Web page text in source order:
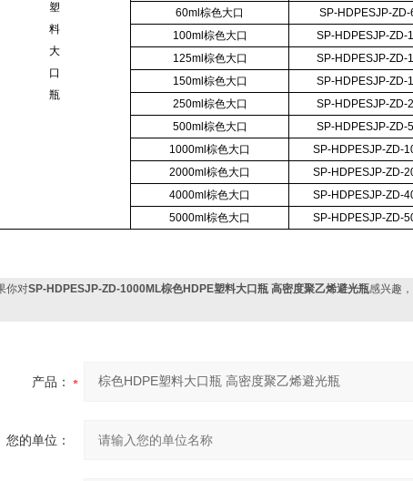
塑
料
大
口
瓶
60ml棕色大口
SP-HDPESJP-
100ml棕色大口
SP-HDPESJP-ZD-
125ml棕色大口
SP-HDPESJP-ZD-
150ml棕色大口
SP-HDPESJP-ZD-
250ml棕色大口
SP-HDPESJP-ZD-
500ml棕色大口
SP-HDPESJP-ZD-
1000ml棕色大口
SP-HDPESJP-ZD-
2000ml棕色大口
SP-HDPESJP-ZD-
4000ml棕色大口
SP-HDPESJP-ZD-
5000ml棕色大口
SP-HDPESJP-ZD-
对SP-HDPESJP-ZD-1000ML棕色HDPE塑料大口瓶 高密度聚乙烯避光瓶感兴趣
产品：
您的单位：